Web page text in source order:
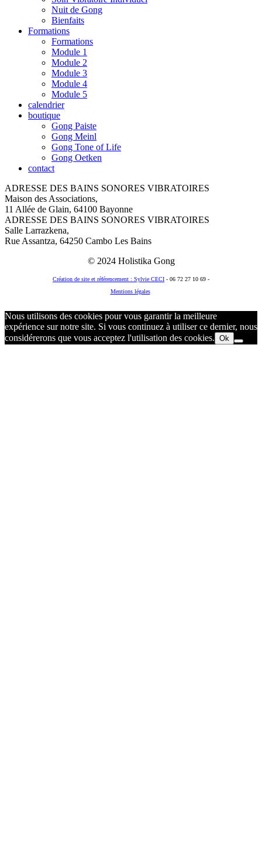
Nuit de Gong
Bienfaits
Formations
Formations
Module 1
Module 2
Module 3
Module 4
Module 5
calendrier
boutique
Gong Paiste
Gong Meinl
Gong Tone of Life
Gong Oetken
contact
ADRESSE DES BAINS SONORES VIBRATOIRES
Maison des Associations,
11 Allée de Glain, 64100 Bayonne
ADRESSE DES BAINS SONORES VIBRATOIRES
Salle Larrazkena,
Rue Assantza, 64250 Cambo Les Bains
© 2024 Holistika Gong
Création de site et référencement : Sylvie CECI - 06 72 27 10 69 -
Mentions légales
Nous utilisons des cookies pour vous garantir la meilleure
expérience sur notre site. Si vous continuez à utiliser ce dernier, nous
considérerons que vous acceptez l'utilisation des cookies. Ok